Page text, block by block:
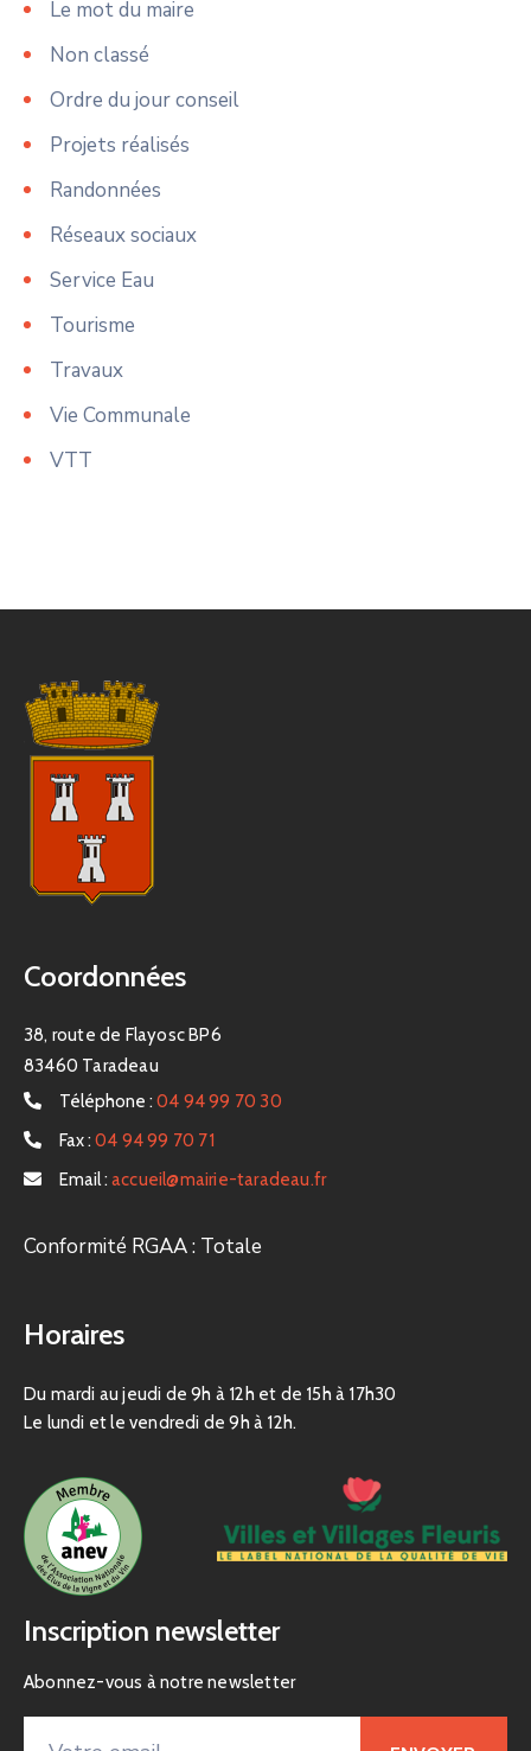
Le mot du maire
Non classé
Ordre du jour conseil
Projets réalisés
Randonnées
Réseaux sociaux
Service Eau
Tourisme
Travaux
Vie Communale
VTT
Coordonnées
38, route de Flayosc BP6
83460 Taradeau
Téléphone : 04 94 99 70 30
Fax : 04 94 99 70 71
Email : accueil@mairie-taradeau.fr
Conformité RGAA : Totale
Horaires
Du mardi au jeudi de 9h à 12h et de 15h à 17h30
Le lundi et le vendredi de 9h à 12h.
Inscription newsletter
Abonnez-vous à notre newsletter